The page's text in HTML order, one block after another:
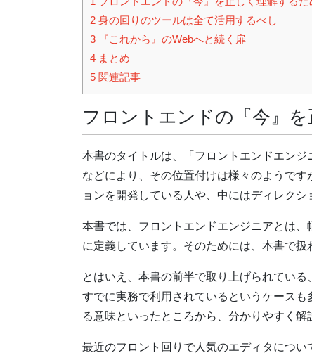
2 身の回りのツールは全て活用するべし
3 『これから』のWebへと続く扉
4 まとめ
5 関連記事
フロントエンドの『今』
本書のタイトルは、「フロントエンドエン
などにより、その位置付けは様々のようで
ョンを開発している人や、中にはディレク
本書では、フロントエンドエンジニアとは
に定義しています。そのためには、本書で
とはいえ、本書の前半で取り上げられてい
すでに実務で利用されているというケース
る意味といったところから、分かりやすく解
最近のフロント回りで人気のエディタにつ